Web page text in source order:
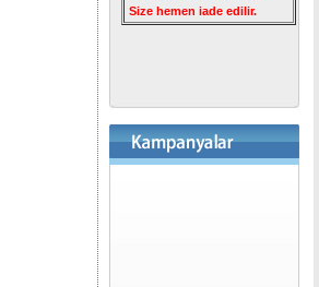
Size hemen iade edilir.